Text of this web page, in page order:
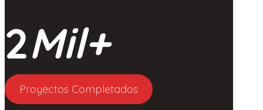
2Mil+
Proyectos Completados